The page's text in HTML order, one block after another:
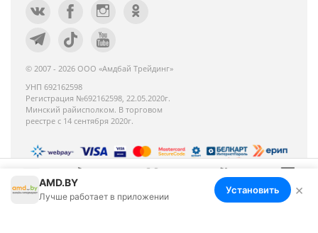
Меню Корзина Избранное Сравнение Войти
© 2007 - 2026 ООО «Амдбай Трейдинг»
УНП 692162598
Регистрация №692162598, 22.05.2020г.
Минский райисполком. В торговом
реестре с 14 сентября 2020г.
Номер телефона работников местных
исполнительных и распорядительных органов по
AMD.BY
Лучше работает в приложении
Установить ×